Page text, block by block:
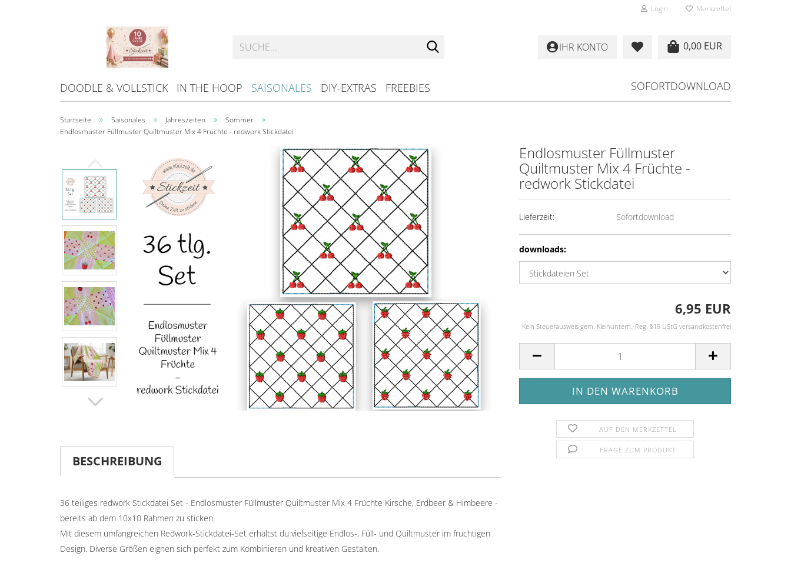
Login Merkzettel
0,00 EUR
IHR KONTO
DOODLE & VOLLSTICK IN THE HOOP SAISONALES DIY-EXTRAS FREEBIES SOFORTDOWNLOAD
Startseite » Saisonales » Jahreszeiten » Sommer »
Endlosmuster Füllmuster Quiltmuster Mix 4 Früchte - redwork Stickdatei
Endlosmuster Füllmuster
Quiltmuster Mix 4 Früchte -
redwork Stickdatei
Lieferzeit: Sofortdownload
downloads:
6,95 EUR
Kein Steuerausweis gem. Kleinuntern.-Reg. §19 UStG versandkostenfrei
AUF DEN MERKZETTEL
FRAGE ZUM PRODUKT
BESCHREIBUNG
36 teiliges redwork Stickdatei Set - Endlosmuster Füllmuster Quiltmuster Mix 4 Früchte Kirsche, Erdbeer & Himbeere -
bereits ab dem 10x10 Rahmen zu sticken.
Mit diesem umfangreichen Redwork-Stickdatei-Set erhältst du vielseitige Endlos-, Füll- und Quiltmuster im fruchtigen
Design. Diverse Größen eignen sich perfekt zum Kombinieren und kreativen Gestalten.